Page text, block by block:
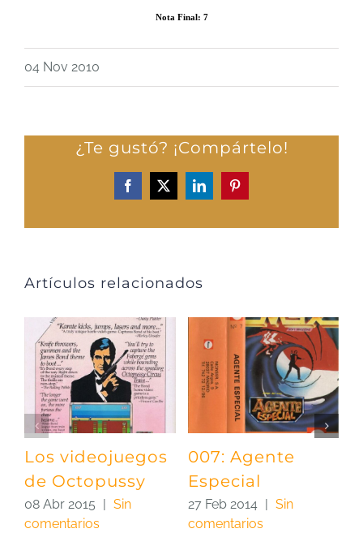
Nota Final: 7
04 Nov 2010
¿Te gustó? ¡Compártelo!
Facebook
X LinkedInPinterest
Artículos relacionados
Los videojuegos
de Octopussy
08 Abr 2015
Sin
comentarios
007: Agente
Especial
27 Feb 2014
Sin
comentarios